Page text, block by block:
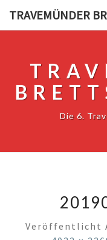
TRAVEMÜNDER
Die 6.
Veröffentlicht